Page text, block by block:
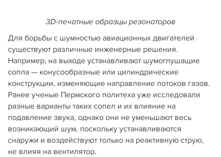
3D-печатные образцы резонаторов
Для борьбы с шумностью авиационных двигателей
существуют различные инженерные решения.
Например, на выходе устанавливают шумоглушащие
сопла — конусообразные или цилиндрические
конструкции, изменяющие направление потоков газов.
Ранее ученые Пермского политеха уже исследовали
разные варианты таких сопел и их влияние на
подавление звука, однако они не уменьшают весь
возникающий шум, поскольку устанавливаются
снаружи и воздействуют только на реактивную струю,
не влияя на вентилятор.